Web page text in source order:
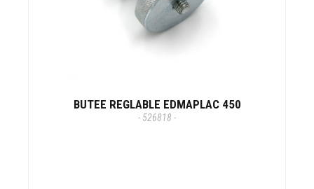
BUTEE REGLABLE EDMAPLAC 450
- 526818 -